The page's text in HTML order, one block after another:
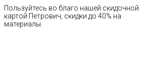
Пользуйтесь во благо нашей скидочной
картой Петрович, скидки до 40% на
материалы.